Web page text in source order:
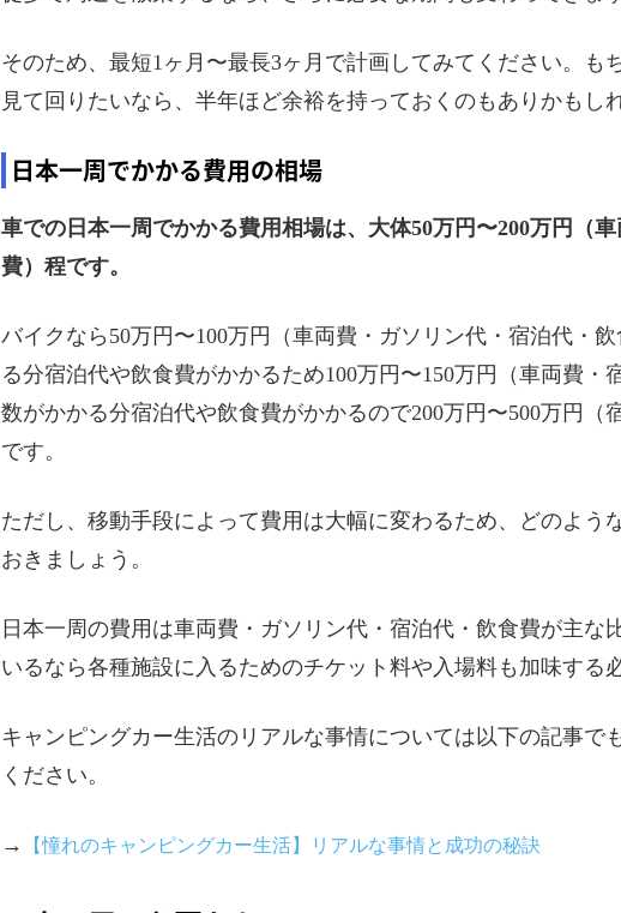
そのため、最短1ヶ月〜最長3ヶ月で計画してみてください。も
見て回りたいなら、半年ほど余裕を持っておくのもありかもし
日本一周でかかる費用の相場
車での日本一周でかかる費用相場は、大体50万円〜200万円（
費）程です。
バイクなら50万円〜100万円（車両費・ガソリン代・宿泊代・
る分宿泊代や飲食費がかかるため100万円〜150万円（車両費・
数がかかる分宿泊代や飲食費がかかるので200万円〜500万円（
です。
ただし、移動手段によって費用は大幅に変わるため、どのよう
おきましょう。
日本一周の費用は車両費・ガソリン代・宿泊代・飲食費が主な
いるなら各種施設に入るためのチケット料や入場料も加味する
キャンピングカー生活のリアルな事情については以下の記事で
ください。
→ 【憧れのキャンピングカー生活】リアルな事情と成功の秘訣